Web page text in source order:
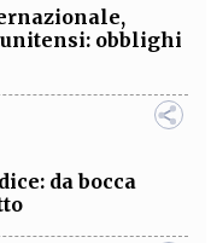
obblighi
da bocca